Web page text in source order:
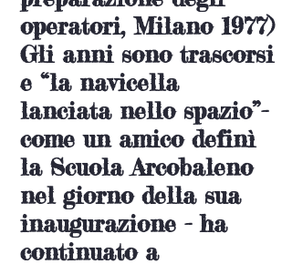
operatori, Milano 1977)
Gli anni sono trascorsi
e “la navicella
lanciata nello spazio”-
come un amico definì
la Scuola Arcobaleno
nel giorno della sua
inaugurazione - ha
continuato a